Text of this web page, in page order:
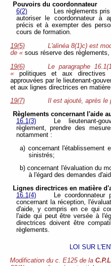
Pouvoirs du coordonnateur
6(2)
Les règlements
autoriser le coordonnateur à
précis et à exempter des
cours de formation.
19(5)
L'alinéa 8(1)c) est
de « sous réserve des règlements,
19(6)
Le paragraphe
« politiques et aux directives
approuvées par le lieutenant-
et aux lignes directrices en
19(7)
Il est ajouté, après le
Règlements concernant l'aide
16.1(3)
Le lieutenant-
règlement, prendre des
notamment :
a) concernant l'établissement
sinistrés;
b) concernant l'évaluation du
à l'égard des demandes
Lignes directrices en matière
16.1(4)
Le coordonnateur
concernant la réception,
d'aide, y compris en ce qui
l'aide qui peut être versée à
directrices doivent être
règlements.
LOI SUR
Modification du c. E125 de la